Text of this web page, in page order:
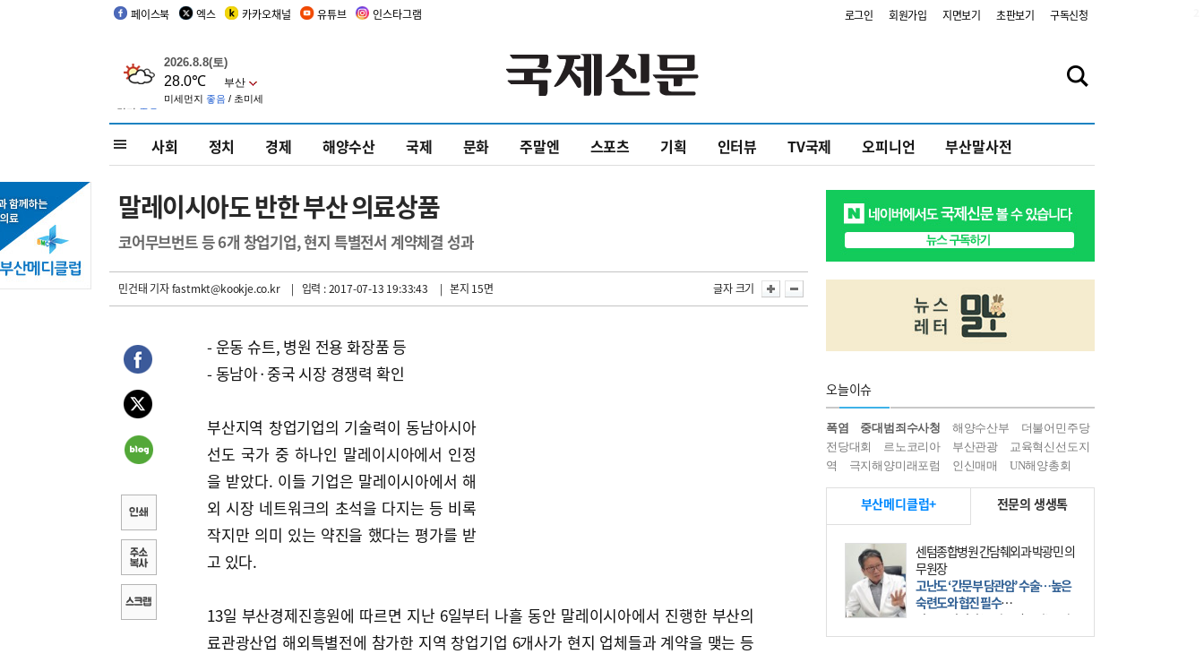
페이스북 엑스 카카오채널 유튜브 인스타그램 로그인 회원가입 지면보기 초판보기 구독신청
사회 정치 경제 해양수산 국제 문화 주말엔 스포츠 기획 인터뷰 TV국제 오피니언 부산말사전
말레이시아도 반한 부산 의료상품
코어무브번트 등 6개 창업기업, 현지 특별전서 계약체결 성과
민건태 기자fastmkt@kookje.co.kr | 입력 : 2017-07-13 19:33:43 | 본지 15면 글자 크기
- 운동 슈트, 병원 전용 화장품 등
- 동남아·중국 시장 경쟁력 확인
부산지역 창업기업의 기술력이 동남아시아
선도 국가 중 하나인 말레이시아에서 인정
을 받았다. 이들 기업은 말레이시아에서 해
외 시장 네트워크의 초석을 다지는 등 비록
작지만 의미 있는 약진을 했다는 평가를 받
고 있다.
13일 부산경제진흥원에 따르면 지난 6일부터 나흘 동안 말레이시아에서 진행한 부산의
료관광산업 해외특별전에 참가한 지역 창업기업 6개사가 현지 업체들과 계약을 맺는 등
오늘이슈
폭염 중대범죄수사청 해양수산부
더불어민주당
전당대회
르노코리아 부산관광
교육혁신선도지
역
극지해양미래포럼 인신매매 UN해양총회
부산메디클럽+ 전문의 생생톡
센텀종합병원 간담췌외과 박광민 의
무원장
고난도 ‘간문부 담관암’ 수술…높은
숙련도와 협진 필수
간문부 담관암(클라츠킨 종양)은 좌
우 간에서 나오는, 담관(담즙 배출 경